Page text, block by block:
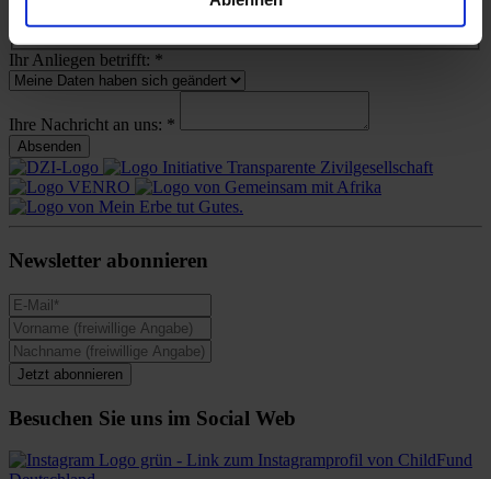
Ihr Anliegen betrifft: *
Ihre Nachricht an uns: *
Absenden
Newsletter abonnieren
Jetzt abonnieren
Besuchen Sie uns im Social Web